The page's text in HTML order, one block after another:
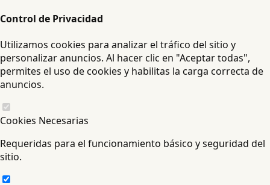
Control de Privacidad
Utilizamos cookies para analizar el tráfico del sitio y
personalizar anuncios. Al hacer clic en "Aceptar todas",
permites el uso de cookies y habilitas la carga correcta de
anuncios.
Cookies Necesarias
Requeridas para el funcionamiento básico y seguridad del
sitio.